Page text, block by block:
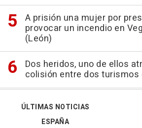
A prisión una mujer por
provocar un incendio en
(León)
Dos heridos, uno de ellos
colisión entre dos turismos
ÚLTIMAS NOTICIAS
ESPAÑA